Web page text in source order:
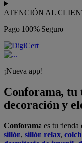
ATENCIÓN AL
Pago 100% Seguro
¡Nueva app!
Conforama, tu
decoración y
Conforama es tu tienda
sillón, sillón relax,